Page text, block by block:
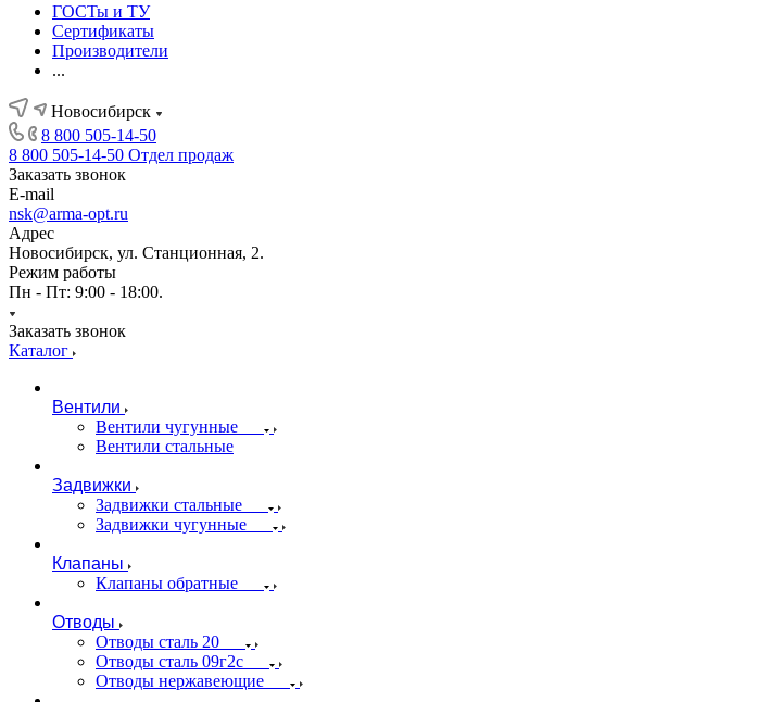
ГОСТы и ТУ
Сертификаты
Производители
...
Новосибирск
8 800 505-14-50
8 800 505-14-50 Отдел продаж
Заказать звонок
E-mail
nsk@arma-opt.ru
Адрес
Новосибирск, ул. Станционная, 2.
Режим работы
Пн - Пт: 9:00 - 18:00.
Заказать звонок
Каталог
Вентили
Вентили чугунные
Вентили стальные
Задвижки
Задвижки стальные
Задвижки чугунные
Клапаны
Клапаны обратные
Отводы
Отводы сталь 20
Отводы сталь 09г2с
Отводы нержавеющие